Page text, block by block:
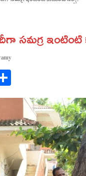
సమగ్ర ఇంటింటి